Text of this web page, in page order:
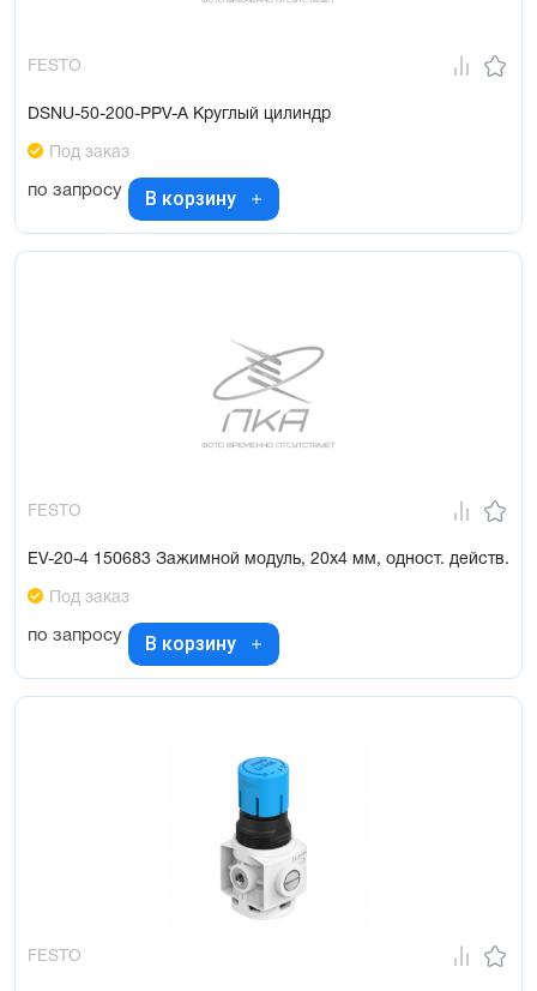
FESTO
DSNU-50-200-PPV-A Круглый цилиндр
Под заказ
по запросу В корзину
FESTO
EV-20-4 150683 Зажимной модуль, 20x4 мм, одност. действ.
Под заказ
по запросу В корзину
FESTO